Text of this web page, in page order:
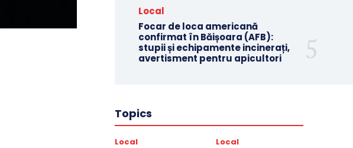
Local
Focar de loca americană
confirmat în Băișoara (AFB):
stupii și echipamente incinerați,
avertisment pentru apicultori
Topics
Local Local